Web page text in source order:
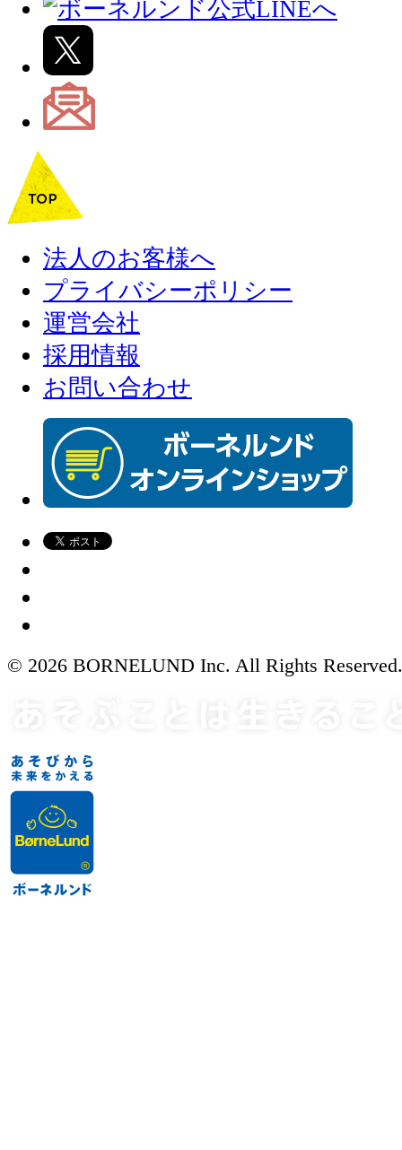
法人のお客様へ
プライバシーポリシー
運営会社
採用情報
お問い合わせ
© 2026 BORNELUND Inc. All Rights Reserved.